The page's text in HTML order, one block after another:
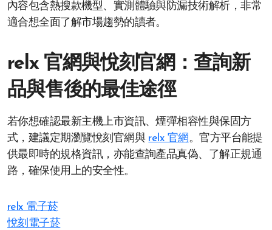
內容包含熱搜款機型、實測體驗與防漏技術解析，非常
適合想全面了解市場趨勢的讀者。
relx 官網與悅刻官網：查詢新
品與售後的最佳途徑
若你想確認最新主機上市資訊、煙彈相容性與保固方
式，建議定期瀏覽悅刻官網與 relx 官網。官方平台能提
供最即時的規格資訊，亦能查詢產品真偽、了解正規通
路，確保使用上的安全性。
relx 電子菸
悅刻電子菸